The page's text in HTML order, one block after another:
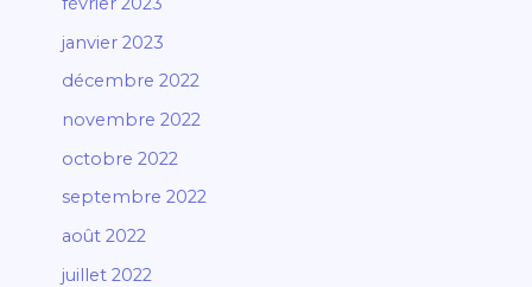
janvier 2023
décembre 2022
novembre 2022
octobre 2022
septembre 2022
août 2022
juillet 2022